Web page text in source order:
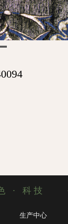
生产中心
· 科技